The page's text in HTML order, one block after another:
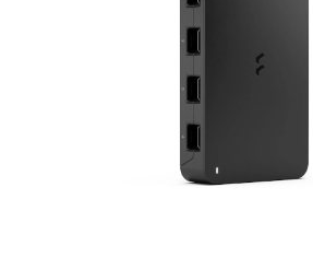
KABELI I KONEKTORI